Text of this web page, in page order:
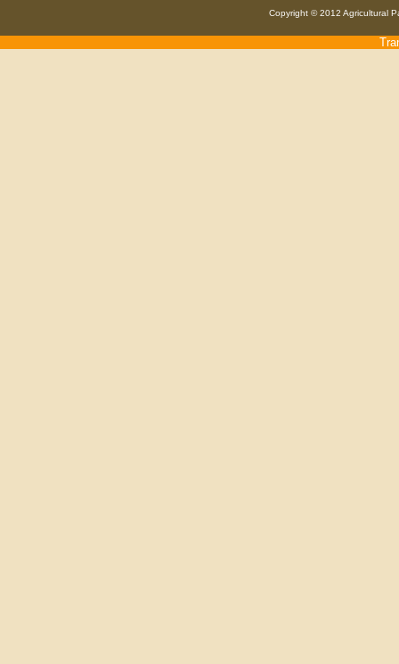
Copyright © 2012 Agricultural